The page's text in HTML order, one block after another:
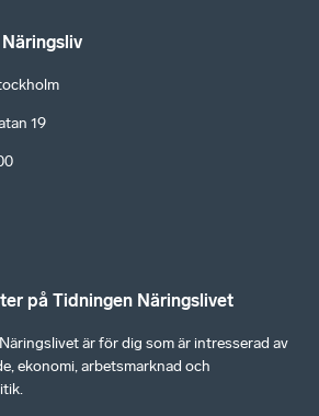
19
på Tidningen Näringslivet
är för dig som är intresserad av
ekonomi, arbetsmarknad och